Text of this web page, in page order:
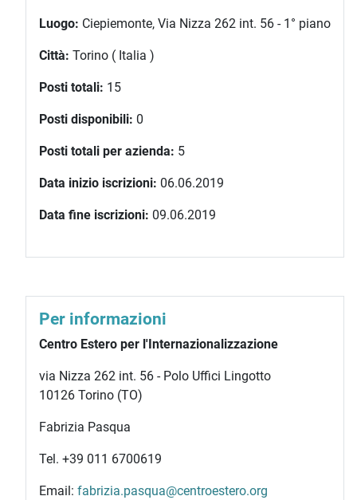
Luogo: Ciepiemonte, Via Nizza 262 int. 56 - 1° piano
Città: Torino ( Italia )
Posti totali: 15
Posti disponibili: 0
Posti totali per azienda: 5
Data inizio iscrizioni: 06.06.2019
Data fine iscrizioni: 09.06.2019
Per informazioni
Centro Estero per l'Internazionalizzazione
via Nizza 262 int. 56 - Polo Uffici Lingotto
10126 Torino (TO)
Fabrizia Pasqua
Tel. +39 011 6700619
Email: fabrizia.pasqua@centroestero.org